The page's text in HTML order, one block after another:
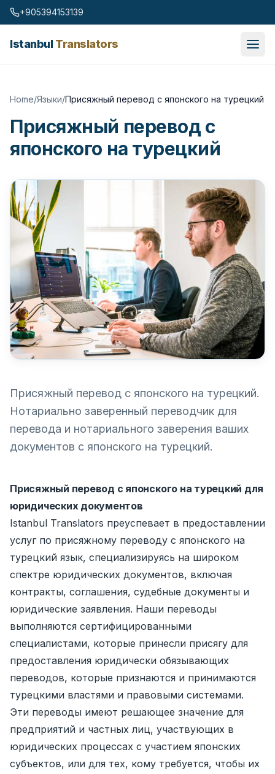
Skip to content
+905394153139
IstanbulTranslators
Home/Языки/Присяжный перевод с японского на турецкий
Присяжный перевод с
японского на турецкий
Присяжный перевод с японского на турецкий.
Нотариально заверенный переводчик для
перевода и нотариального заверения ваших
документов с японского на турецкий.
Присяжный перевод с японского на турецкий для
юридических документов
Istanbul Translators преуспевает в предоставлении
услуг по присяжному переводу с японского на
турецкий язык, специализируясь на широком
спектре юридических документов, включая
контракты, соглашения, судебные документы и
юридические заявления. Наши переводы
выполняются сертифицированными
специалистами, которые принесли присягу для
предоставления юридически обязывающих
переводов, которые признаются и принимаются
турецкими властями и правовыми системами.
Эти переводы имеют решающее значение для
предприятий и частных лиц, участвующих в
юридических процессах с участием японских
субъектов, или для тех, кому требуется, чтобы их